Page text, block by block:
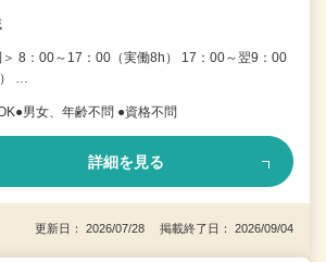
＞ 8：00～17：00（実働8h） 17：00～翌9：00
） …
男女、年齢不問 ●資格不問
詳細を見る
更新日： 2026/07/28 掲載終了日： 2026/09/04